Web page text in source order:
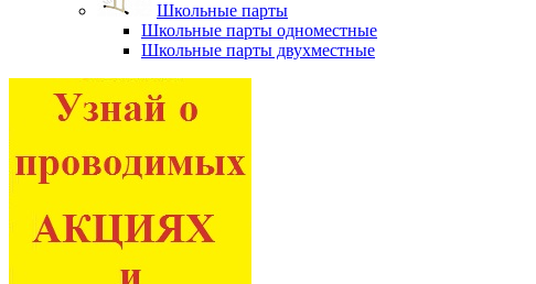
Школьные парты
Школьные парты одноместные
Школьные парты двухместные